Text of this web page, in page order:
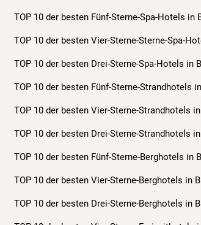
TOP 10 der besten Fünf-Sterne-Spa-Hotels
TOP 10 der besten Vier-Sterne-Sterne-Spa-
TOP 10 der besten Drei-Sterne-Spa-Hotels
TOP 10 der besten Fünf-Sterne-Strandhotels
TOP 10 der besten Vier-Sterne-Strandhotels
TOP 10 der besten Drei-Sterne-Strandhotels
TOP 10 der besten Fünf-Sterne-Berghotels
TOP 10 der besten Vier-Sterne-Berghotels in
TOP 10 der besten Drei-Sterne-Berghotels in